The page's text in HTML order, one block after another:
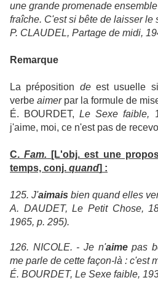
une grande promenade
fraîche. C'est si bête de laisser le
P. CLAUDEL, Partage de midi,
Remarque
La préposition deest usuelle
verbe aimerpar la formule de
É. BOURDET,Le Sexe faible,
j'aime, moi, ce n'est pas de
C.Fam.
[L'obj. est une
temps, conj. quand] :
125. J'aimais bien quand elles
A. DAUDET, Le Petit Chose,
1965, p. 295).
126. NICOLE. - Je n'aimepas
me parle de cette façon-là : c'est
É. BOURDET, Le Sexe faible,